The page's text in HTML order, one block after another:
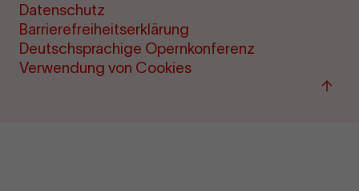
Datenschutz
Barrierefreiheitserklärung
Deutschsprachige Opernkonferenz
Verwendung von Cookies
Zu